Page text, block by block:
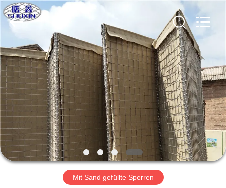
HEIM
PRODUKTE
ÜBER
UNS
WERKSBESICHTIGUNG
Wire
Mesh
Co.,
Ltd..
Mit Sand gefüllte Sperren